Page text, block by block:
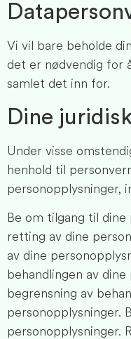
Vi vil bare beholde
det er nødvendig for
samlet det inn for.
Dine
Under visse
henhold til
personopplysninger,
Be om tilgang til
retting av dine
av dine
behandlingen av
begrensning av
personopplysninger.
personopplysninger.